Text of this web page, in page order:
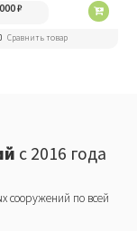
₽
Сравнить товар
с 2016 года
сооружений по всей